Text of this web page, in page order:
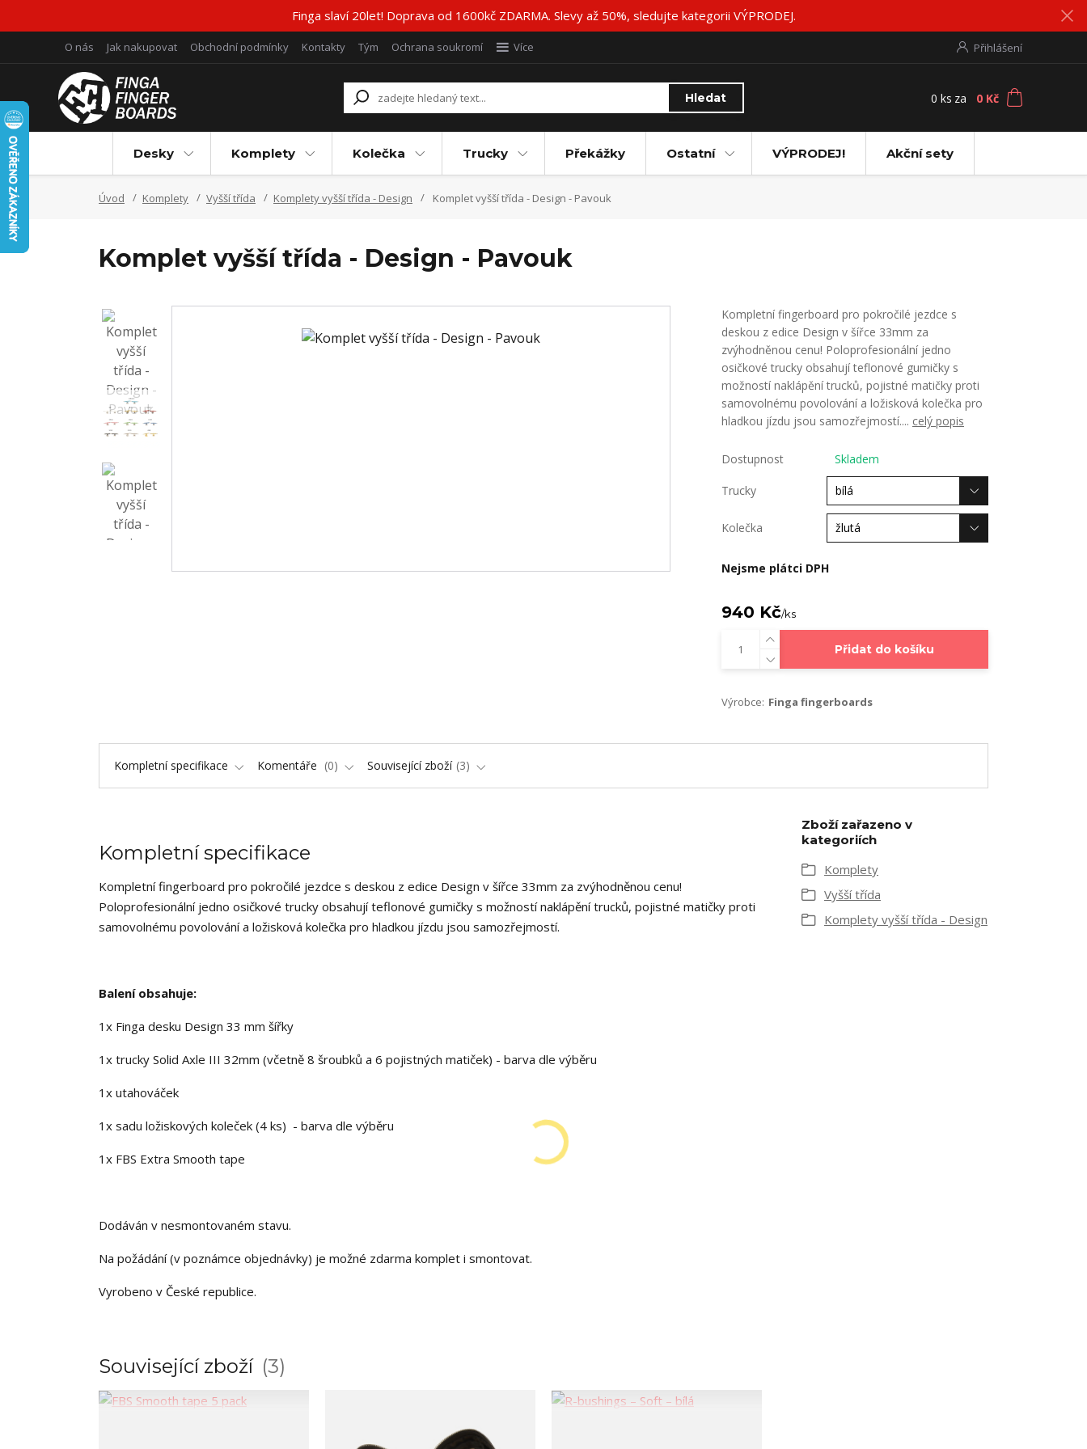
Finga slaví 20let! Doprava od 1600kč ZDARMA. Slevy až 50%, sledujte kategorii VÝPRODEJ.
O nás Jak nakupovat Obchodní podmínky Kontakty Tým Ochrana soukromí Více Přihlášení
Hledat 0 ks za 0 Kč
Desky Komplety Kolečka Trucky Překážky Ostatní VÝPRODEJ! Akční sety
Úvod Komplety Vyšší třída Komplety vyšší třída - Design Komplet vyšší třída - Design - Pavouk
Komplet vyšší třída - Design - Pavouk
Kompletní fingerboard pro pokročilé jezdce s
deskou z edice Design v šířce 33mm za
zvýhodněnou cenu! Poloprofesionální jedno
osičkové trucky obsahují teflonové gumičky s
možností naklápění trucků, pojistné matičky proti
samovolnému povolování a ložisková kolečka pro
hladkou jízdu jsou samozřejmostí.... celý popis
Dostupnost Skladem
Trucky
Kolečka
Nejsme plátci DPH
940 Kč/ks
Přidat do košíku
Výrobce: Finga fingerboards
Kompletní specifikace Komentáře 0 Související zboží 3
Kompletní specifikace
Kompletní fingerboard pro pokročilé jezdce s deskou z edice Design v šířce 33mm za zvýhodněnou cenu!
Poloprofesionální jedno osičkové trucky obsahují teflonové gumičky s možností naklápění trucků, pojistné matičky proti
samovolnému povolování a ložisková kolečka pro hladkou jízdu jsou samozřejmostí.
Balení obsahuje:
1x Finga desku Design 33 mm šířky
1x trucky Solid Axle III 32mm (včetně 8 šroubků a 6 pojistných matiček) - barva dle výběru
1x utahováček
1x sadu ložiskových koleček (4 ks) - barva dle výběru
1x FBS Extra Smooth tape
Dodáván v nesmontovaném stavu.
Na požádání (v poznámce objednávky) je možné zdarma komplet i smontovat.
Vyrobeno v České republice.
Zboží zařazeno v
kategoriích
Komplety
Vyšší třída
Komplety vyšší třída - Design
Související zboží 3